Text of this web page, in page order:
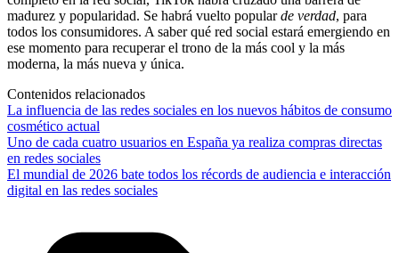
madurez y popularidad. Se habrá vuelto popularde verdad, para
todos los consumidores. A saber qué red social estará emergiendo en
ese momento para recuperar el trono de la más cool y la más
moderna, la más nueva y única.
Contenidos relacionados
La influencia de las redes sociales en los nuevos hábitos de consumo
cosmético actual
Uno de cada cuatro usuarios en España ya realiza compras directas
en redes sociales
El mundial de 2026 bate todos los récords de audiencia e interacción
digital en las redes sociales